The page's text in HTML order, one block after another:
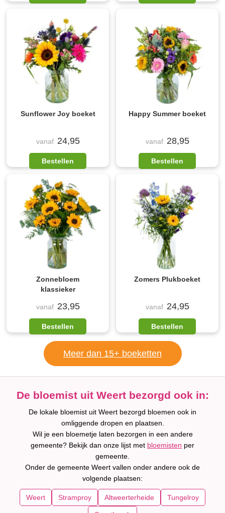
Sunflower Joy boeket
vanaf 24,95
Bestellen
Happy Summer boeket
vanaf 28,95
Bestellen
Zonnebloem
klassieker
vanaf 23,95
Bestellen
Zomers Plukboeket
vanaf 24,95
Bestellen
Meer dan 15+ boeketten
De bloemist uit Weert bezorgd ook in:
De lokale bloemist uit Weert bezorgd bloemen ook in
omliggende dropen en plaatsen.
Wil je een bloemetje laten bezorgen in een andere
gemeente? Bekijk dan onze lijst met bloemisten per
gemeente.
Onder de gemeente Weert vallen onder andere ook de
volgende plaatsen:
Weert Stramproy Altweerterheide Tungelroy